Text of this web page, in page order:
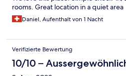
rooms. Great location in a quiet area
Daniel, Aufenthalt von 1 Nacht
Verifizierte Bewertung
10/10 –